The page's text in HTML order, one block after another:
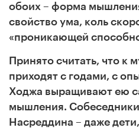
обоих – форма
свойство ума, коль
«проникающей
Принято считать, что к
приходят с годами, с
Ходжа выращивают ею
мышления.
Насреддина – даже